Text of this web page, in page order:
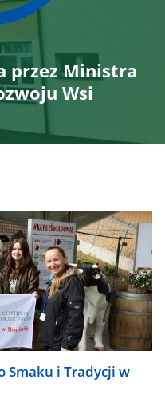
przez Ministra
Wsi
Smaku i Tradycji w